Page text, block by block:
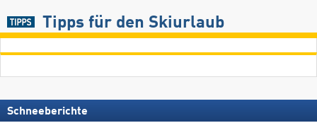
Tipps für den Skiurlaub
Schneeberichte